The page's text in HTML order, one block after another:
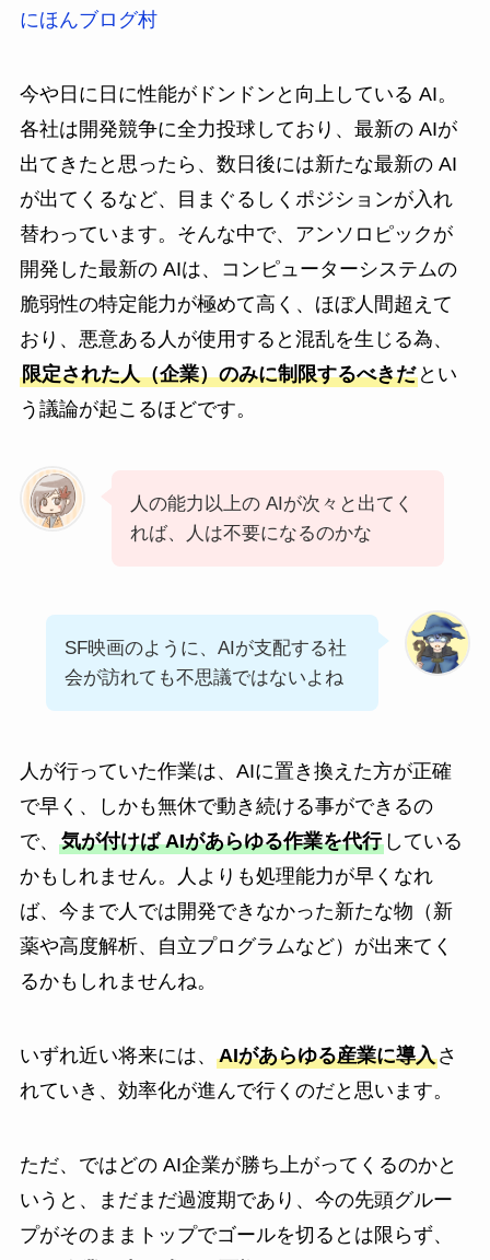
にほんブログ村
今や日に日に性能がドンドンと向上している AI。
各社は開発競争に全力投球しており、最新の AIが
出てきたと思ったら、数日後には新たな最新の AI
が出てくるなど、目まぐるしくポジションが入れ
替わっています。そんな中で、アンソロピックが
開発した最新の AIは、コンピューターシステムの
脆弱性の特定能力が極めて高く、ほぼ人間超えて
おり、悪意ある人が使用すると混乱を生じる為、
限定された人（企業）のみに制限するべきだとい
う議論が起こるほどです。
人の能力以上の AIが次々と出てく
れば、人は不要になるのかな
SF映画のように、AIが支配する社
会が訪れても不思議ではないよね
人が行っていた作業は、AIに置き換えた方が正確
で早く、しかも無休で動き続ける事ができるの
で、 気が付けば AIがあらゆる作業を代行している
かもしれません。人よりも処理能力が早くなれ
ば、今まで人では開発できなかった新たな物（新
薬や高度解析、自立プログラムなど）が出来てく
るかもしれませんね。
いずれ近い将来には、 AIがあらゆる産業に導入さ
れていき、効率化が進んで行くのだと思います。
ただ、ではどの AI企業が勝ち上がってくるのかと
いうと、まだまだ過渡期であり、今の先頭グルー
プがそのままトップでゴールを切るとは限らず、